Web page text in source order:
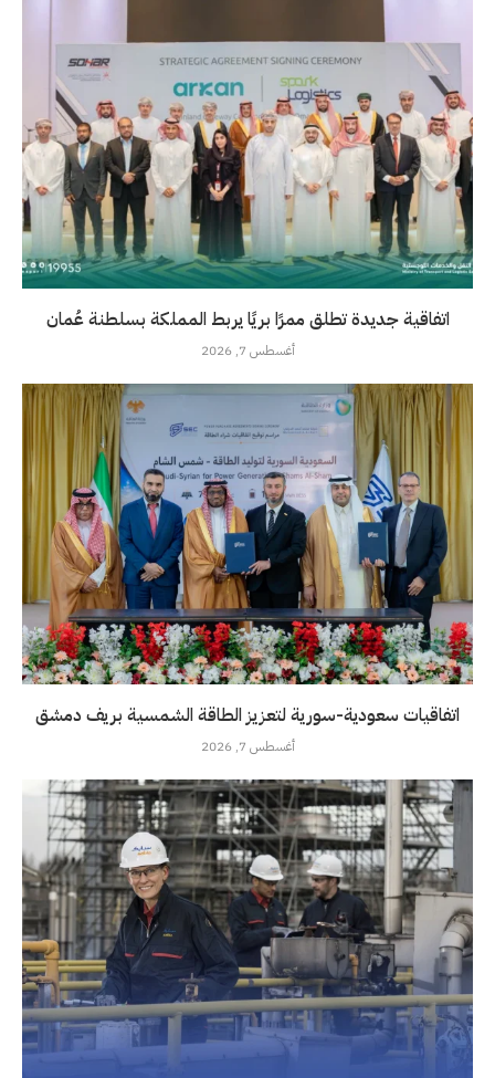
اتفاقية جديدة تطلق ممرًا بريًا يربط المملكة بسلطنة عُمان
أغسطس 7, 2026
اتفاقيات سعودية-سورية لتعزيز الطاقة الشمسية بريف دمشق
أغسطس 7, 2026